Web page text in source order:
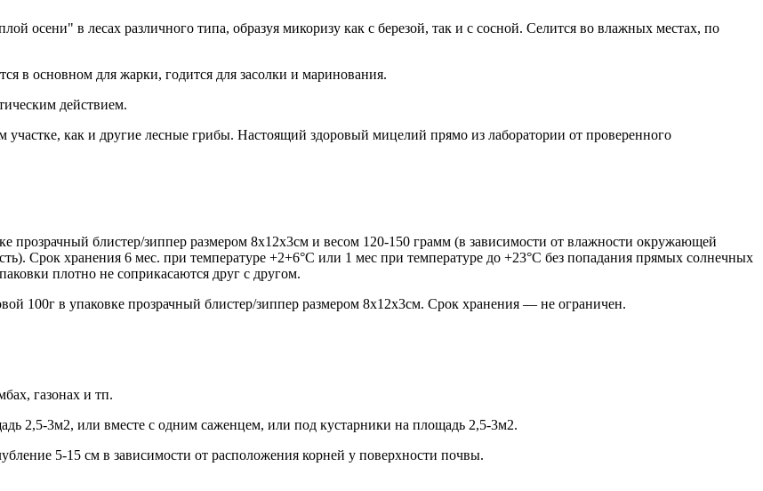
осени" в лесах различного типа, образуя микоризу как с березой, так и с сосной. Селится во влажных местах, по
в основном для жарки, годится для засолки и маринования.
действием.
как и другие лесные грибы. Настоящий здоровый мицелий прямо из лаборатории от проверенного
блистер/зиппер размером 8х12х3см и весом 120-150 грамм (в зависимости от влажности окружающей
Срок хранения 6 мес. при температуре +2+6°С или 1 мес при температуре до +23°С без попадания прямых солнечных
плотно не соприкасаются друг с другом.
100г в упаковке прозрачный блистер/зиппер размером 8х12х3см. Срок хранения — не ограничен.
газонах и тп.
2,5-3м2, или вместе с одним саженцем, или под кустарники на площадь 2,5-3м2.
5-15 см в зависимости от расположения корней у поверхности почвы.